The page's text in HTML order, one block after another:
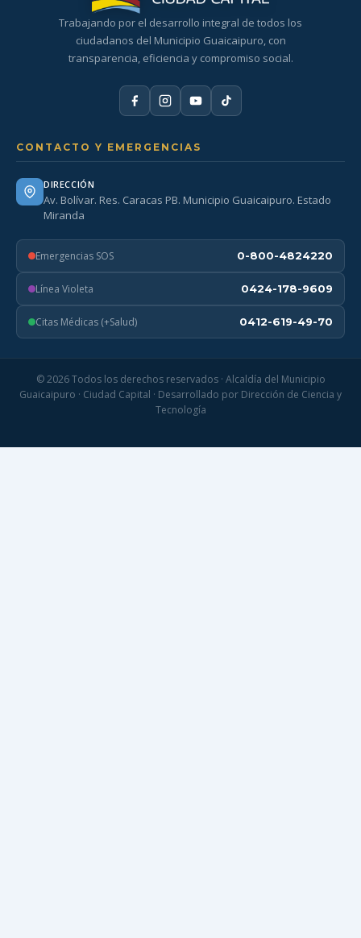
Trabajando por el desarrollo integral de todos los
ciudadanos del Municipio Guaicaipuro, con
transparencia, eficiencia y compromiso social.
CONTACTO Y EMERGENCIAS
DIRECCIÓN
Av. Bolívar. Res. Caracas PB. Municipio Guaicaipuro. Estado
Miranda
Emergencias SOS 0-800-4824220
Línea Violeta 0424-178-9609
Citas Médicas (+Salud) 0412-619-49-70
© 2026 Todos los derechos reservados · Alcaldía del Municipio
Guaicaipuro · Ciudad Capital · Desarrollado por Dirección de Ciencia y
Tecnología